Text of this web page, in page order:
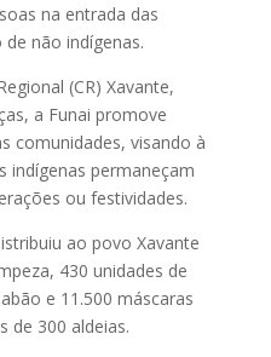
na entrada das
não indígenas.
(CR) Xavante,
a Funai promove
comunidades, visando à
indígenas permaneçam
ou festividades.
ao povo Xavante
430 unidades de
e 11.500 máscaras
de 300 aldeias.